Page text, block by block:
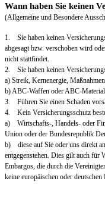
Wann haben Sie keinen
(Allgemeine und Besondere
1. Sie haben keinen
abgesagt bzw. verschoben wird
nicht stattfindet.
2. Sie haben keinen
a) Streik, Kernenergie,
b) ABC-Waffen oder ABC-
3. Führen Sie einen Schaden
4. Kein Versicherungsschutz
a) Wirtschafts-, Handels- oder
Union oder der Bundesrepublik
b) diese auf Sie oder uns direkt
entgegenstehen. Dies gilt auch für
Embargos, die durch die
keine europäischen oder